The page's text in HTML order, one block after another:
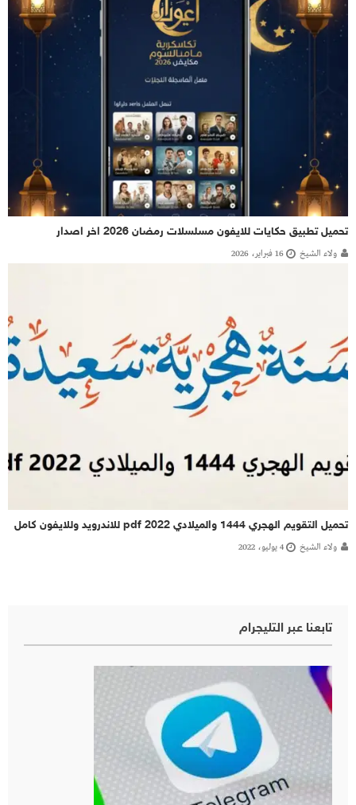
تحميل تطبيق حكايات للايفون مسلسلات رمضان 2026 اخر اصدار
ولاء الشيخ 16 فبراير، 2026
تحميل التقويم الهجري 1444 والميلادي 2022 pdf للاندرويد وللايفون كامل
ولاء الشيخ 4 يوليو، 2022
تابعنا عبر التليجرام